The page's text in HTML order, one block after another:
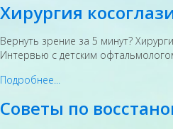
Хирургия
Вернуть зрение за 5 минут?
Интервью с детским
Подробнее...
Советы по